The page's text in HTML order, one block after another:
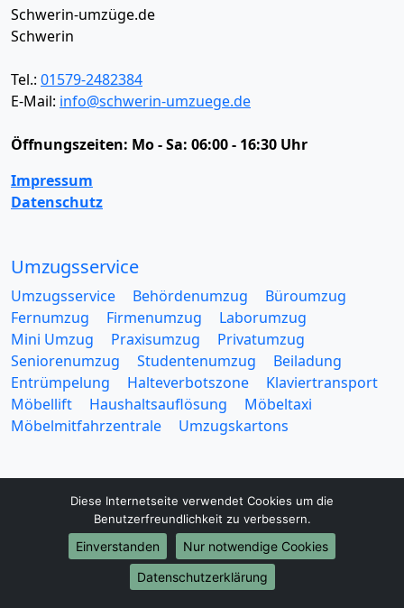
Schwerin-umzüge.de
Schwerin
Tel.: 01579-2482384
E-Mail: info@schwerin-umzuege.de
Öffnungszeiten: Mo - Sa: 06:00 - 16:30 Uhr
Impressum
Datenschutz
Umzugsservice
Umzugsservice Behördenumzug
Büroumzug
Fernumzug
Firmenumzug
Laborumzug
Mini Umzug
Praxisumzug
Privatumzug
Seniorenumzug
Studentenumzug
Beiladung
Entrümpelung
Halteverbotszone
Klaviertransport
Möbellift
Haushaltsauflösung
Möbeltaxi
Möbelmitfahrzentrale
Umzugskartons
Europa-Umzüge
Umzug von Schwerin nach Belarus
Umzug von Schwerin nach Belgien
Diese Internetseite verwendet Cookies um die
Benutzerfreundlichkeit zu verbessern.
Einverstanden
Nur notwendige Cookies
Datenschutzerklärung